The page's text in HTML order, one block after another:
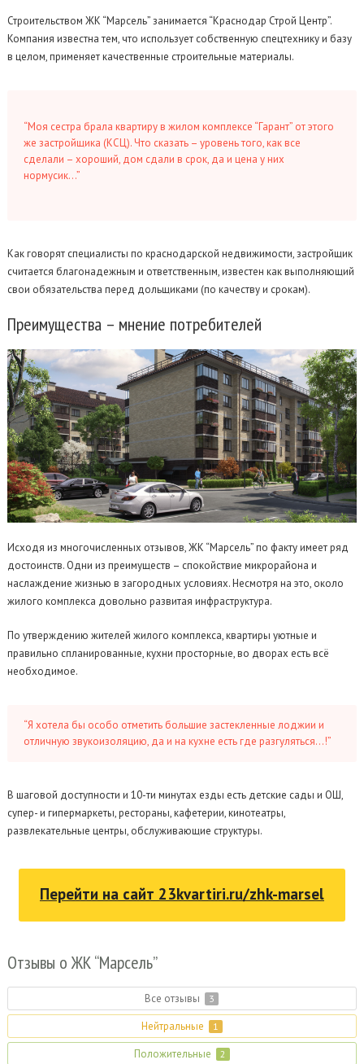
Строительством ЖК “Марсель” занимается “Краснодар Строй Центр”.
Компания известна тем, что использует собственную спецтехнику и базу
в целом, применяет качественные строительные материалы.
“Моя сестра брала квартиру в жилом комплексе “Гарант” от этого
же застройщика (КСЦ). Что сказать – уровень того, как все
сделали – хороший, дом сдали в срок, да и цена у них
нормусик…”
Как говорят специалисты по краснодарской недвижимости, застройщик
считается благонадежным и ответственным, известен как выполняющий
свои обязательства перед дольщиками (по качеству и срокам).
Преимущества – мнение потребителей
Исходя из многочисленных отзывов, ЖК “Марсель” по факту имеет ряд
достоинств. Одни из преимуществ – спокойствие микрорайона и
наслаждение жизнью в загородных условиях. Несмотря на это, около
жилого комплекса довольно развитая инфраструктура.
По утверждению жителей жилого комплекса, квартиры уютные и
правильно спланированные, кухни просторные, во дворах есть всё
необходимое.
“Я хотела бы особо отметить большие застекленные лоджии и
отличную звукоизоляцию, да и на кухне есть где разгуляться…!”
В шаговой доступности и 10-ти минутах езды есть детские сады и ОШ,
супер- и гипермаркеты, рестораны, кафетерии, кинотеатры,
развлекательные центры, обслуживающие структуры.
Перейти на сайт 23kvartiri.ru/zhk-marsel
Отзывы о ЖК “Марсель”
Все отзывы 3
Нейтральные 1
Положительные 2